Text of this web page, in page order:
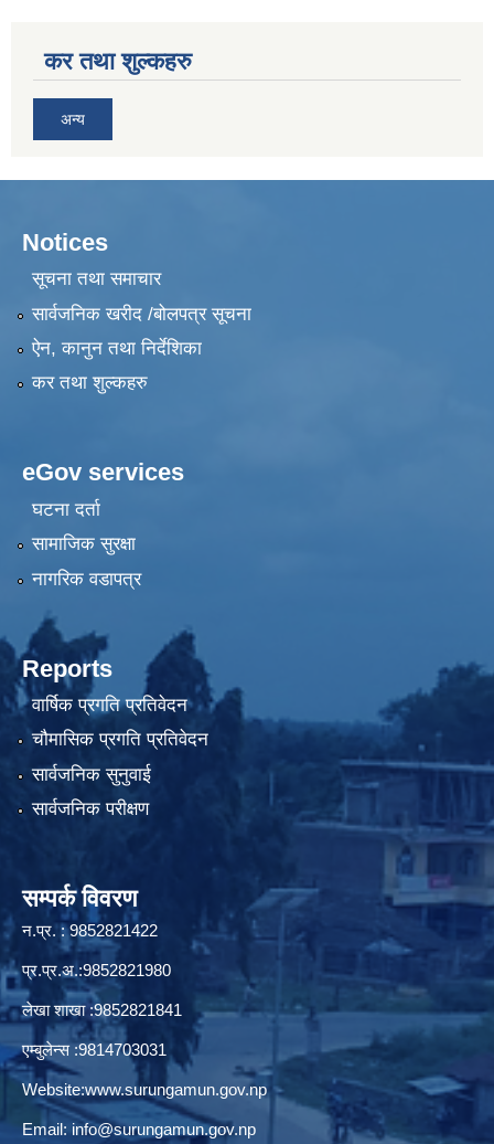
कर तथा शुल्कहरु
अन्य
Notices
सूचना तथा समाचार
सार्वजनिक खरीद /बोलपत्र सूचना
ऐन, कानुन तथा निर्देशिका
कर तथा शुल्कहरु
eGov services
घटना दर्ता
सामाजिक सुरक्षा
नागरिक वडापत्र
Reports
वार्षिक प्रगति प्रतिवेदन
चौमासिक प्रगति प्रतिवेदन
सार्वजनिक सुनुवाई
सार्वजनिक परीक्षण
सम्पर्क विवरण
न.प्र. : 9852821422
प्र.प्र.अ.:9852821980
लेखा शाखा :9852821841
एम्बुलेन्स :9814703031
Website:www.surungamun.gov.np
Email: info@surungamun.gov.np